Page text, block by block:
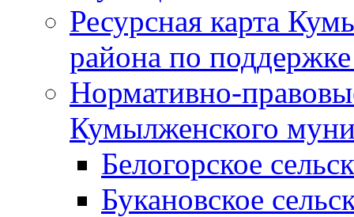
Ресурсная карта
района по
Нормативно-
Кумылженского
Белогорское
Букановское